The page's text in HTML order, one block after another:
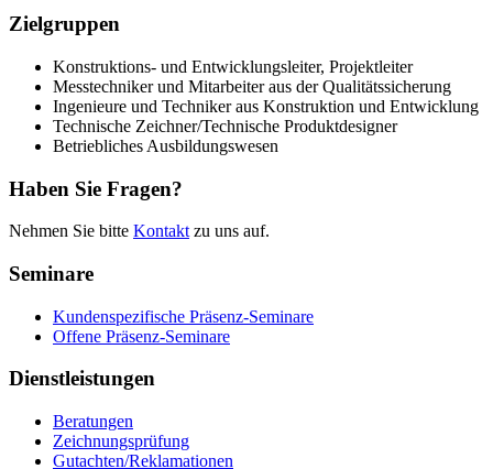
Zielgruppen
Konstruktions- und Entwicklungsleiter, Projektleiter
Messtechniker und Mitarbeiter aus der Qualitätssicherung
Ingenieure und Techniker aus Konstruktion und Entwicklung
Technische Zeichner/Technische Produktdesigner
Betriebliches Ausbildungswesen
Haben Sie Fragen?
Nehmen Sie bitte Kontakt zu uns auf.
Seminare
Kundenspezifische Präsenz-Seminare
Offene Präsenz-Seminare
Dienstleistungen
Beratungen
Zeichnungsprüfung
Gutachten/Reklamationen